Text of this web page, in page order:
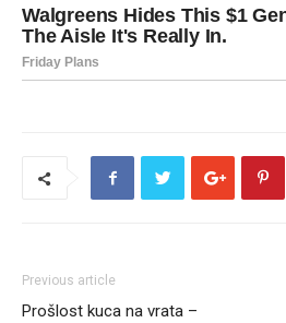
Previous article
Prošlost kuca na vrata –